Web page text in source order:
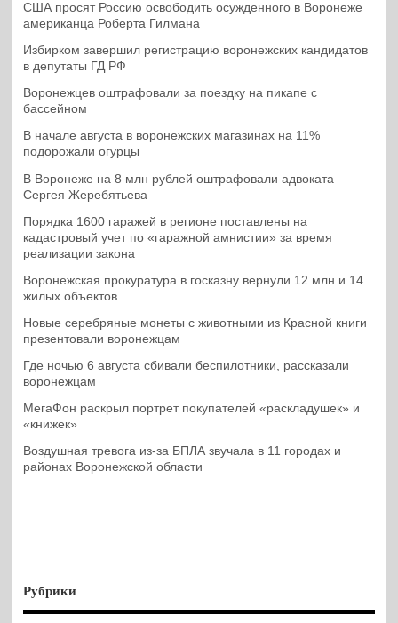
США просят Россию освободить осужденного в Воронеже
американца Роберта Гилмана
Избирком завершил регистрацию воронежских кандидатов
в депутаты ГД РФ
Воронежцев оштрафовали за поездку на пикапе с
бассейном
В начале августа в воронежских магазинах на 11%
подорожали огурцы
В Воронеже на 8 млн рублей оштрафовали адвоката
Сергея Жеребятьева
Порядка 1600 гаражей в регионе поставлены на
кадастровый учет по «гаражной амнистии» за время
реализации закона
Воронежская прокуратура в госказну вернули 12 млн и 14
жилых объектов
Новые серебряные монеты с животными из Красной книги
презентовали воронежцам
Где ночью 6 августа сбивали беспилотники, рассказали
воронежцам
МегаФон раскрыл портрет покупателей «раскладушек» и
«книжек»
Воздушная тревога из-за БПЛА звучала в 11 городах и
районах Воронежской области
Рубрики